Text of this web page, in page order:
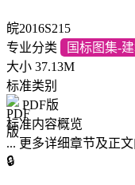
皖2016S215
专业分类
国标图集-
大小 37.13M
标准类别
PDF版
标准内容概览
... 更多详细章节及正
🔒